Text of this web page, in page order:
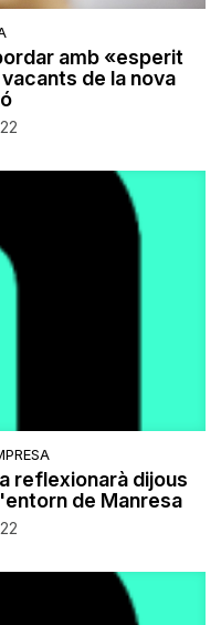
amb «esperit
de la nova
reflexionarà dijous
de Manresa